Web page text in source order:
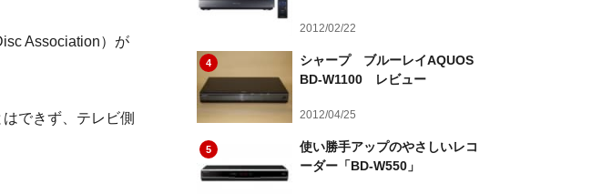
Association）が
できず、テレビ側
2012/02/22
4
シャープ ブルーレイAQUOS
BD-W1100 レビュー
2012/04/25
5
使い勝手アップのやさしいレコ
ーダー「BD-W550」